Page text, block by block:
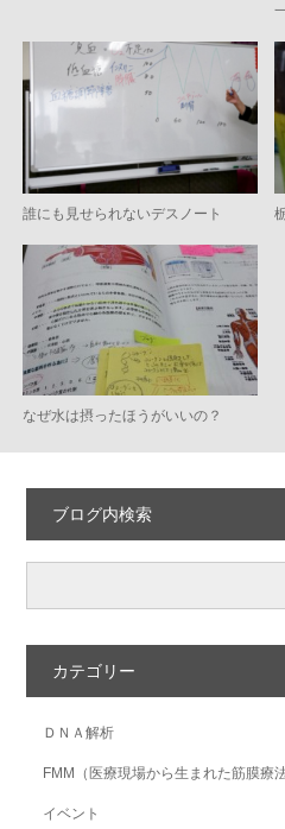
誰にも見せられないデスノート
なぜ水は摂ったほうがいいの？
ブログ内検索
カテゴリー
ＤＮＡ解析
FMM（医療現場から生まれた筋膜療法
イベント